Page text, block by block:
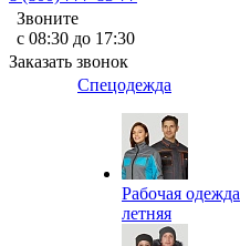
Звоните
с 08:30 до 17:30
Заказать звонок
Спецодежда
Рабочая одежда
летняя